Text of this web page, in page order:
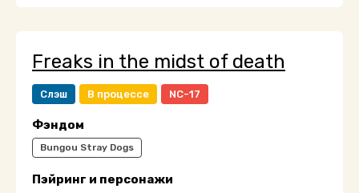
Freaks in the midst of death
Слэш В процессе NC-17
Фэндом
Bungou Stray Dogs
Пэйринг и персонажи